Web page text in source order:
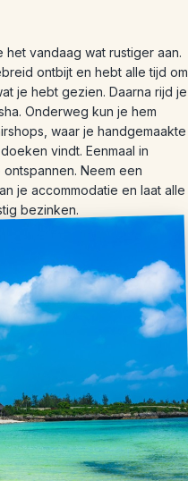
vandaag wat rustiger aan.
ontbijt en hebt alle tijd om
je hebt gezien. Daarna rijd je
Onderweg kun je hem
waar je handgemaakte
vindt. Eenmaal in
Neem een
je accommodatie en laat alle
bezinken.